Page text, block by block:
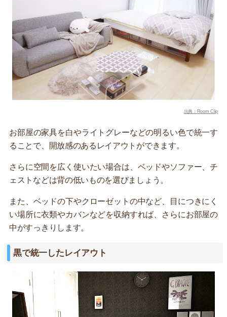
出典：Room Clip
お部屋の家具を白やライトグレーなどの明るい色で統一す
ることで、開放感のあるレイアウトができます。
さらに空間を広く使いたい場合は、ベッドやソファー、チ
ェストなどは背の低いものを選びましょう。
また、ベッドの下やクローゼットの中など、目につきにく
い場所に衣類やカバンなどを収納すれば、さらにお部屋の
中がすっきりします。
黒で統一したレイアウト